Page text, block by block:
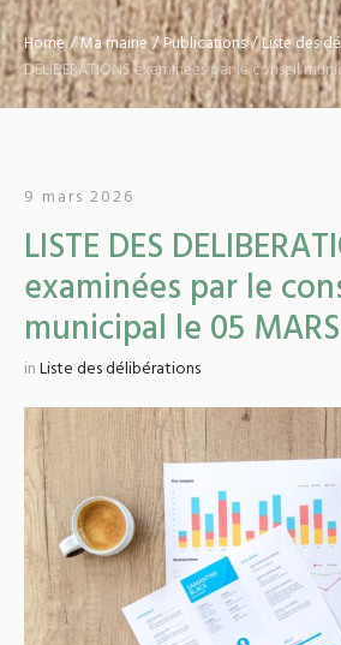
Home/Ma mairie /Publications/Liste des
DELIBERATIONS examinées par le conseil
9 mars 2026
LISTE DES
examinées par le
municipal le 05
inListe des délibérations